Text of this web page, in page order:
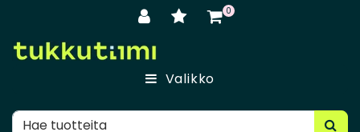
0
Valikko